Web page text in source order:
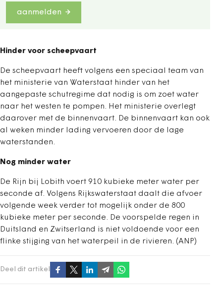
aanmelden
Hinder voor scheepvaart
De scheepvaart heeft volgens een speciaal team van
het ministerie van Waterstaat hinder van het
aangepaste schutregime dat nodig is om zoet water
naar het westen te pompen. Het ministerie overlegt
daarover met de binnenvaart. De binnenvaart kan ook
al weken minder lading vervoeren door de lage
waterstanden.
Nog minder water
De Rijn bij Lobith voert 910 kubieke meter water per
seconde af. Volgens Rijkswaterstaat daalt die afvoer
volgende week verder tot mogelijk onder de 800
kubieke meter per seconde. De voorspelde regen in
Duitsland en Zwitserland is niet voldoende voor een
flinke stijging van het waterpeil in de rivieren. (ANP)
Deel dit artikel